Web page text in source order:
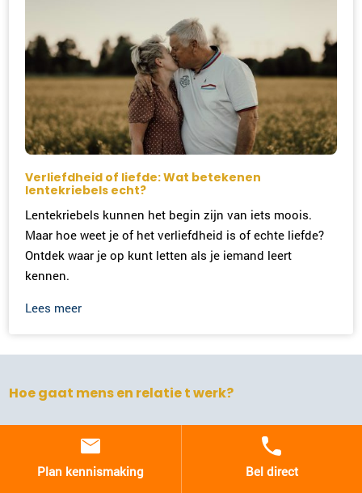
Verliefdheid of liefde: Wat betekenen
lentekriebels echt?
Lentekriebels kunnen het begin zijn van iets moois.
Maar hoe weet je of het verliefdheid is of echte liefde?
Ontdek waar je op kunt letten als je iemand leert
kennen.
Lees meer
Hoe gaat mens en relatie t werk?
Onze werkwijze
Lorem Ipsum is slechts een proeftekst uit het drukkerij- en
Plan kennismaking Bel direct